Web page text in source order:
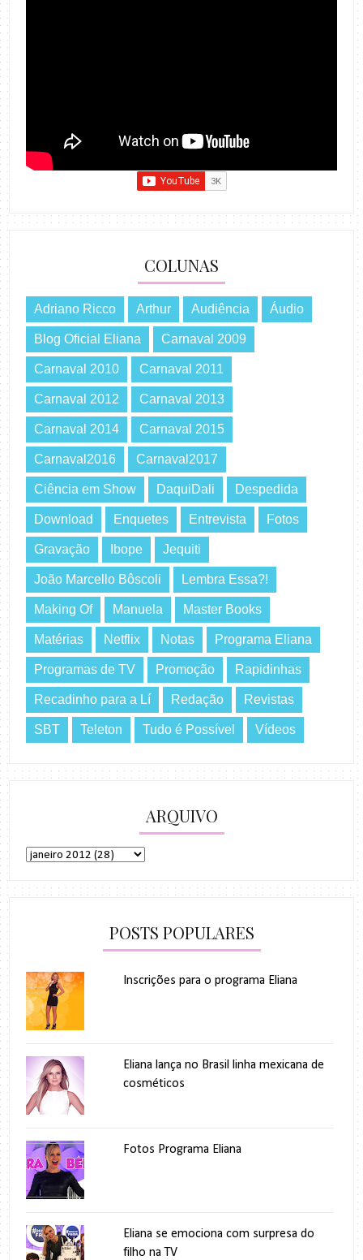
COLUNAS
Adriano Ricco Arthur Audiência Áudio
Blog Oficial Eliana Carnaval 2009
Carnaval 2010 Carnaval 2011
Carnaval 2012 Carnaval 2013
Carnaval 2014 Carnaval 2015
Carnaval2016 Carnaval2017
Ciência em Show DaquiDali Despedida
Download Enquetes Entrevista Fotos
Gravação Ibope Jequiti
João Marcello Bôscoli Lembra Essa?!
Making Of Manuela Master Books
Matérias Netflix Notas Programa Eliana
Programas de TV Promoção Rapidinhas
Recadinho para a Lí Redação Revistas
SBT Teleton Tudo é Possível Vídeos
ARQUIVO
POSTS POPULARES
Inscrições para o programa Eliana
Eliana lança no Brasil linha mexicana de
cosméticos
Fotos Programa Eliana
Eliana se emociona com surpresa do
filho na TV